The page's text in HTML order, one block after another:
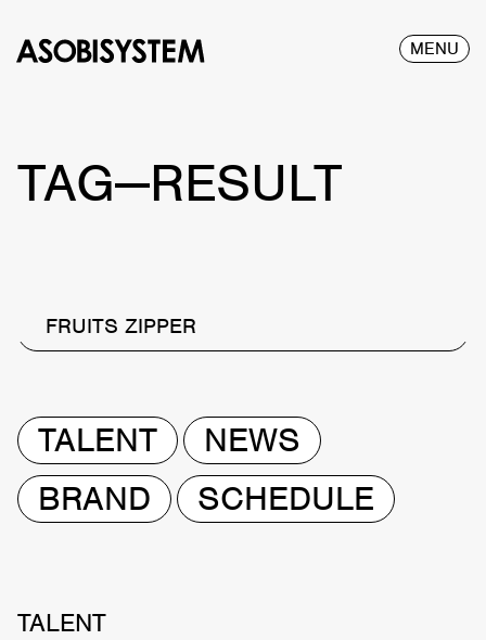
MENU
TAG—RESULT
FRUITS ZIPPER
TALENT
NEWS
BRAND
SCHEDULE
TALENT